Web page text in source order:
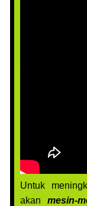
Untuk
akan mesin-